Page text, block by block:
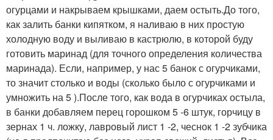
огурцами и накрываем крышками, даем остыть.До того,
как залить банки кипятком, я наливаю в них простую
холодную воду и выливаю в кастрюлю, в которой буду
готовить маринад (для точного определения количества
маринада). Если, например, у нас 5 банок с огурчиками,
то значит столько и воды (сколько было с огурчиками и
умножить на 5 ).После того, как вода в огурчиках остыла,
в банки добавляем перец горошком 5 -6 штук, горчицу в
зернах 1 ч. ложку, лавровый лист 1 -2, чеснок 1 -2 зубчика